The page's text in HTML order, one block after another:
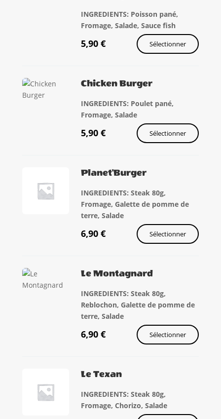
INGREDIENTS: Poisson pané,
Fromage, Salade, Sauce fish
5,90 € Sélectionner
Chicken Burger
INGREDIENTS: Poulet pané,
Fromage, Salade
5,90 € Sélectionner
Planet'Burger
INGREDIENTS: Steak 80g,
Fromage, Galette de pomme de
terre, Salade
6,90 € Sélectionner
Le Montagnard
INGREDIENTS: Steak 80g,
Reblochon, Galette de pomme de
terre, Salade
6,90 € Sélectionner
Le Texan
INGREDIENTS: Steak 80g,
Fromage, Chorizo, Salade